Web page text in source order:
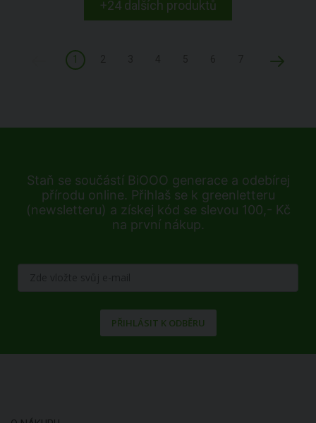
+24 dalších produktů
1
Staň se součástí BiOOO generace a odebírej
přírodu online. Přihlaš se k greenletteru
(newsletteru) a získej kód se slevou 100,- Kč
na první nákup.
PŘIHLÁSIT K ODBĚRU